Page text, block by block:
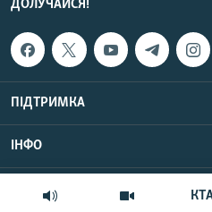
ДОЛУЧАЙСЯ!
ПІДТРИМКА
ІНФО
©